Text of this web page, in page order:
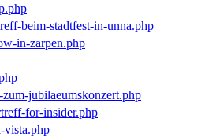
beim-stadtfest-in-unna.php
in-zarpen.php
jubilaeumskonzert.php
for-insider.php
vista.php